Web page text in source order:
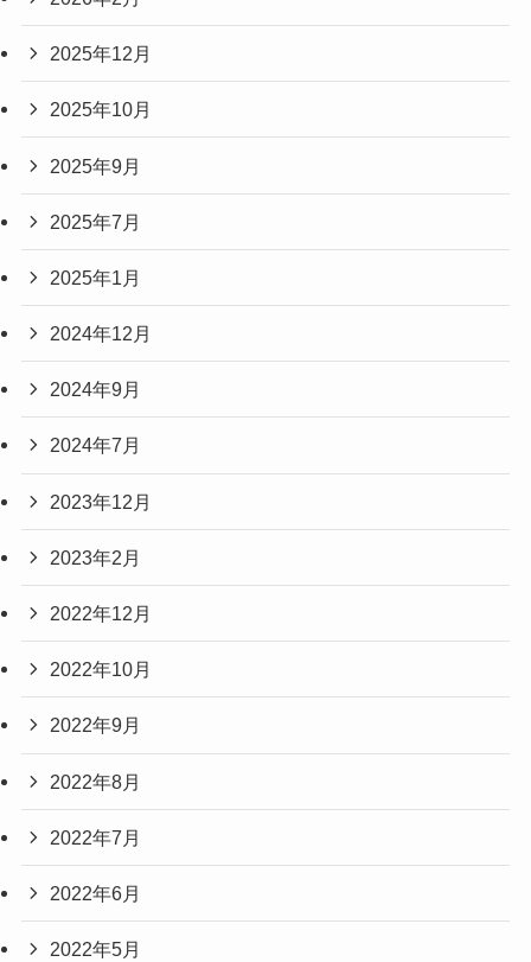
2025年12月
2025年10月
2025年9月
2025年7月
2025年1月
2024年12月
2024年9月
2024年7月
2023年12月
2023年2月
2022年12月
2022年10月
2022年9月
2022年8月
2022年7月
2022年6月
2022年5月